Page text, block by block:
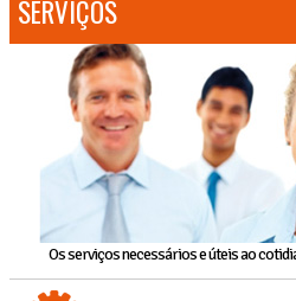
SERVIÇOS
Os serviços necessários e úteis ao